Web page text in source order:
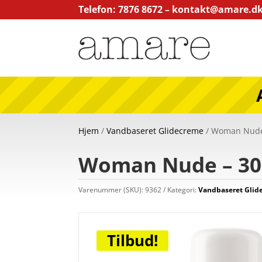
Telefon: 7876 8672 –
Hjem /Vandbaseret Glidecreme / Woman
Woman Nude –
Varenummer (SKU):9362 Kategori:Vandbaseret
Tilbud!